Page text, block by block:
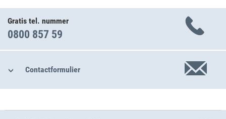
Gratis tel. nummer
0800 857 59
Contactformulier